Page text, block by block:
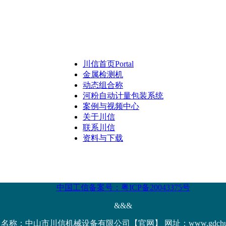
川信首页Portal
金属检测机
动态组合称
河粉自动计量包装系统
案例与视频中心
关于川信
联系川信
资料与下载
中国工信备案号：粤ICP备20043375号
&&&
称：中山市川信机械设备有限公司【官网】 网址：